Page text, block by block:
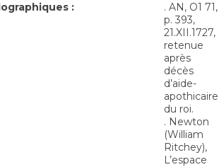
:
. AN, O1 71,
p. 393,
21.XII.1727,
retenue
après
décès
d’aide-
apothicaire
du roi.
. Newton
(William
Ritchey),
L’espace